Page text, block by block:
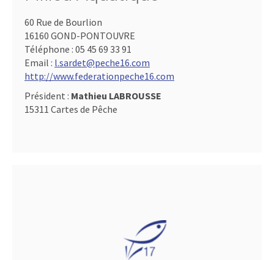
60 Rue de Bourlion
16160 GOND-PONTOUVRE
Téléphone : 05 45 69 33 91
Email : l.sardet@peche16.com
http://www.federationpeche16.com
Président : Mathieu LABROUSSE
15311 Cartes de Pêche